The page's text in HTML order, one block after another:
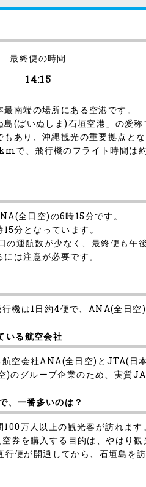
最終便の時間
14:15
南端の場所にある空港です。
(ぱいぬしま)石垣空港」の愛称
あり、沖縄観光の重要拠点とな
で、飛行機のフライト時間は
全日空)の6時15分です。
分となっています。
の運航数が少なく、最終便も午
は注意が必要です。
機は1日約4便で、ANA(全日
いる航空会社
空会社ANA(全日空)とJTA(日
のグループ企業のため、実質
、一番多いのは？
万人以上の観光客が訪れます。
券を購入する目的は、やはり観
便が開通してから、石垣島